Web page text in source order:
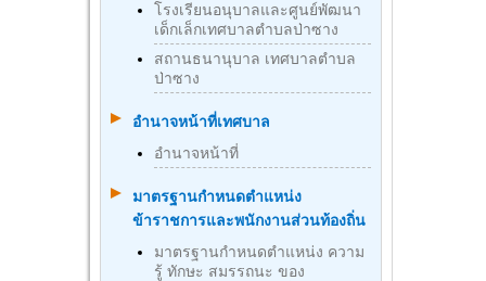
โรงเรียนอนุบาลและศูนย์พัฒนา
เด็กเล็กเทศบาลตำบลป่าซาง
สถานธนานุบาล เทศบาลตำบล
ป่าซาง
อำนาจหน้าที่เทศบาล
อำนาจหน้าที่
มาตรฐานกําหนดตําแหน่ง
ข้าราชการและพนักงานส่วนท้องถิ่น
มาตรฐานกำหนดตำแหน่ง ความ
รู้ ทักษะ สมรรถนะ ของ